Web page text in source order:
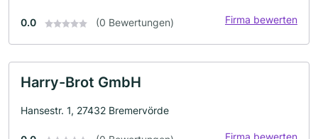
0.0 (0 Bewertungen) Firma bewerten
Harry-Brot GmbH
Hansestr. 1, 27432 Bremervörde
Firma bewerten